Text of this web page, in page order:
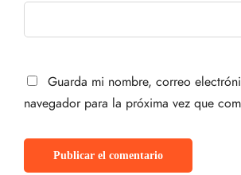
Guarda mi nombre, correo
navegador para la próxima vez que